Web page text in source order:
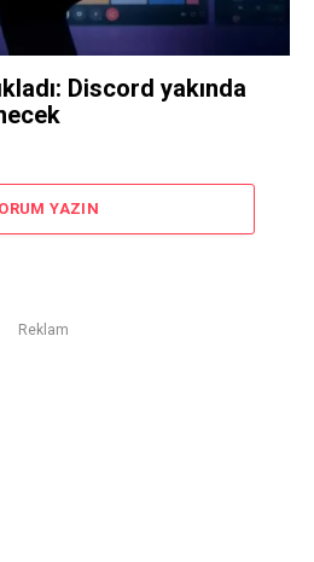
Discord yakında
YAZIN
Reklam